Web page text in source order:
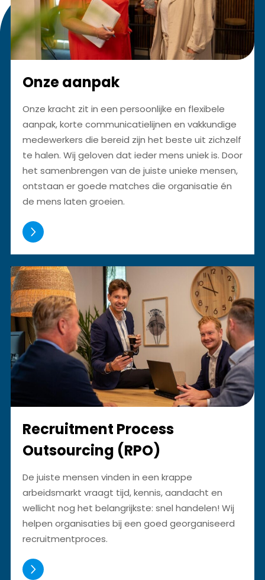
Onze aanpak
Onze kracht zit in een persoonlijke en flexibele
aanpak, korte communicatielijnen en vakkundige
medewerkers die bereid zijn het beste uit zichzelf
te halen. Wij geloven dat ieder mens uniek is. Door
het samenbrengen van de juiste unieke mensen,
ontstaan er goede matches die organisatie én
de mens laten groeien.
Recruitment Process
Outsourcing (RPO)
De juiste mensen vinden in een krappe
arbeidsmarkt vraagt tijd, kennis, aandacht en
wellicht nog het belangrijkste: snel handelen! Wij
helpen organisaties bij een goed georganiseerd
recruitmentproces.